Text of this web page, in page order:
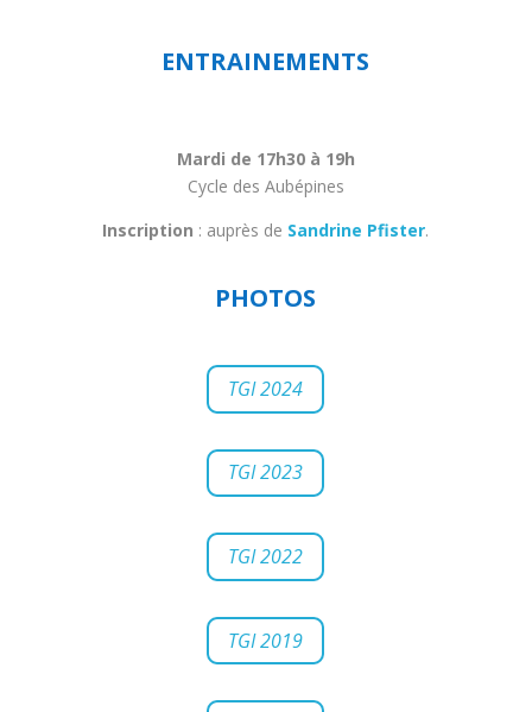
ENTRAINEMENTS
Mardi de 17h30 à 19h
Cycle des Aubépines
Inscription : auprès de Sandrine Pfister.
PHOTOS
TGI 2024
TGI 2023
TGI 2022
TGI 2019